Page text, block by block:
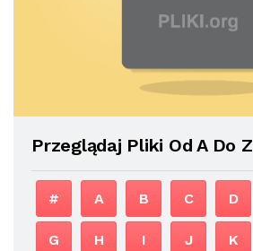
Przeglądaj Pliki Od A Do Z
# A B C D
G H I J K